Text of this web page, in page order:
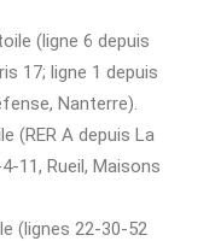
(ligne 6 depuis
17; ligne 1 depuis
Nanterre).
(RER A depuis La
11, Rueil, Maisons
(lignes 22-30-52